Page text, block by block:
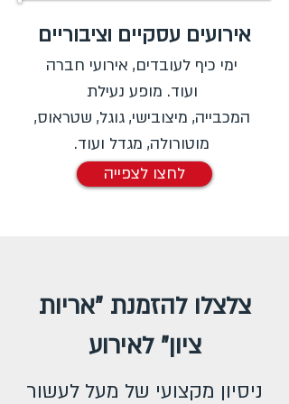
אירועים עסקיים וציבוריים
ימי כיף לעובדים, אירועי חברה
ועוד. מופע נעילת
המכבייה, מיצובישי, גוגל, שטראוס,
מוטורולה, מגדל ועוד.
לחצו לצפייה
צלצלו להזמנת "אריות
ציון" לאירוע
ניסיון מקצועי של מעל לעשור